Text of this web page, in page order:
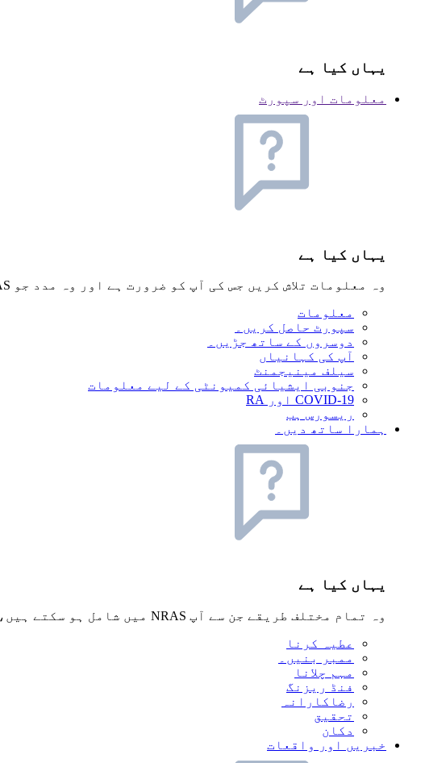
یہاں کیا ہے
معلومات اور سپورٹ
یہاں کیا ہے
وہ معلومات تلاش کریں جس کی آپ کو ضرورت ہے اور وہ مدد جو NRAS پیش کرتا ہے۔
معلومات
سپورٹ حاصل کریں۔
دوسروں کے ساتھ جڑیں۔
آپ کی کہانیاں
سیلف مینیجمنٹ
جنوبی ایشیائی کمیونٹی کے لیے معلومات
COVID-19 اور RA
ریسورس ہب
ہمارا ساتھ دیں۔
یہاں کیا ہے
وہ تمام مختلف طریقے جن سے آپ NRAS میں شامل ہو سکتے ہیں، بشمول فنڈ ریزنگ، رضاکارانہ، ممبر بننا اور تحقیق
عطیہ کرنا
ممبر بنیں۔
مہم چلانا
فنڈ ریزنگ
رضاکارانہ
تحقیق
دکان
خبریں اور واقعات